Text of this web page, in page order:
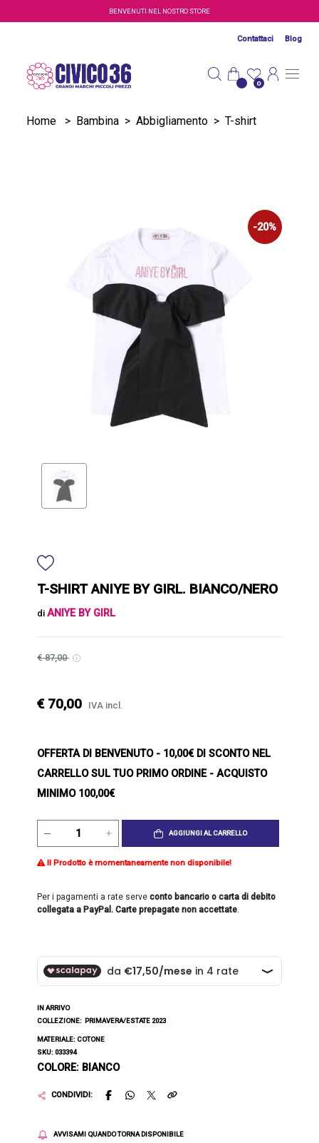
Salta al contenuto principaleBENVENUTI NEL NOSTRO STORE
Contattaci Blog
0
Home > Bambina > Abbigliamento > T-shirt
-20%
T-SHIRT ANIYE BY GIRL. BIANCO/NERO
diANIYE BY GIRL
€ 87,00
€ 70,00 IVA incl.
OFFERTA DI BENVENUTO- 10,00€ DI SCONTO NEL
CARRELLO SUL TUO PRIMO ORDINE - ACQUISTO
MINIMO 100,00€
AGGIUNGI AL CARRELLO
Il Prodotto è momentaneamente non disponibile!
Per i pagamenti a rate serveconto bancario o carta di debito
collegata a PayPal. Carte prepagate non accettate.
IN ARRIVO
COLLEZIONE: PRIMAVERA/ESTATE 2023
MATERIALE: COTONE
SKU: 033394
COLORE: BIANCO
CONDIVIDI:
AVVISAMI QUANDO TORNA DISPONIBILE